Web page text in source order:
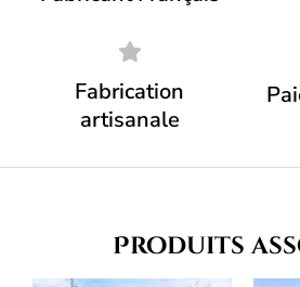
Fabrication
artisanale
Produits